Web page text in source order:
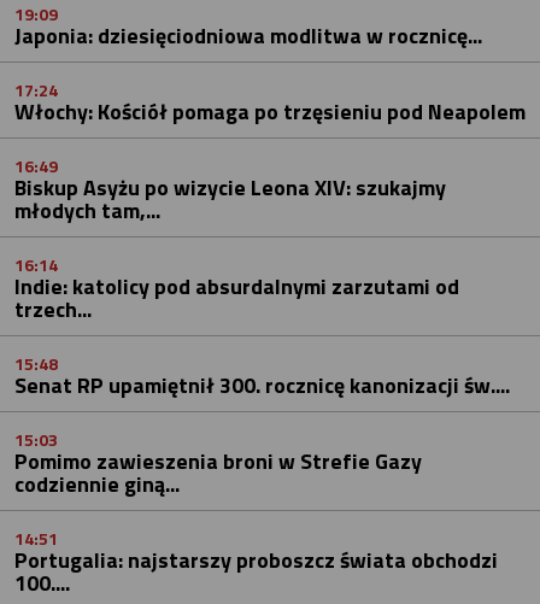
19:09
Japonia: dziesięciodniowa modlitwa w rocznicę...
17:24
Włochy: Kościół pomaga po trzęsieniu pod Neapolem
16:49
Biskup Asyżu po wizycie Leona XIV: szukajmy
młodych tam,...
16:14
Indie: katolicy pod absurdalnymi zarzutami od
trzech...
15:48
Senat RP upamiętnił 300. rocznicę kanonizacji św....
15:03
Pomimo zawieszenia broni w Strefie Gazy
codziennie giną...
14:51
Portugalia: najstarszy proboszcz świata obchodzi
100....